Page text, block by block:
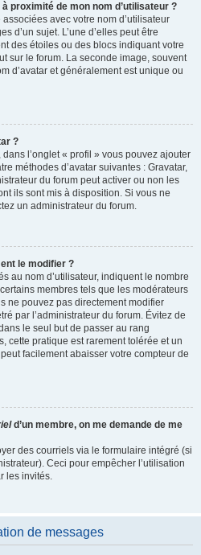
proximité de mon nom d’utilisateur ?
avec votre nom d’utilisateur
d’un sujet. L’une d’elles peut être
des étoiles ou des blocs indiquant votre
sur le forum. La seconde image, souvent
d’avatar et généralement est unique ou
?
l’onglet « profil » vous pouvez ajouter
méthodes d’avatar suivantes : Gravatar,
du forum peut activer ou non les
ils sont mis à disposition. Si vous ne
un administrateur du forum.
le modifier ?
au nom d’utilisateur, indiquent le nombre
membres tels que les modérateurs
ne pouvez pas directement modifier
par l’administrateur du forum. Évitez de
le seul but de passer au rang
cette pratique est rarement tolérée et un
facilement abaisser votre compteur de
d’un membre, on me demande de me
des courriels via le formulaire intégré (si
Ceci pour empêcher l’utilisation
les invités.
de messages